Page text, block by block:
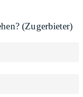
(Zugerbieter)